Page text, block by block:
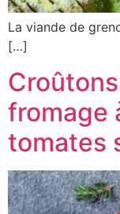
La viande de
[…]
fromage
tomates